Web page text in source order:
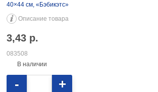
40×44 см, «Бэбикэтс»
Описание товара
3,43 р.
083508
В наличии
- +